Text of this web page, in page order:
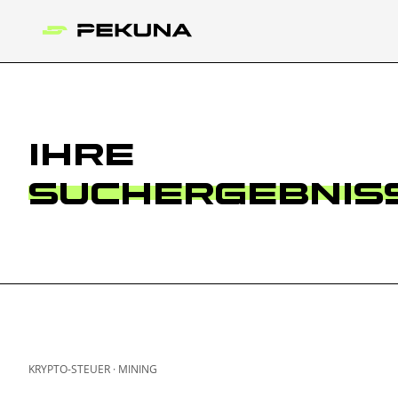
IHRE
KRYPTO-STEUER · MINING